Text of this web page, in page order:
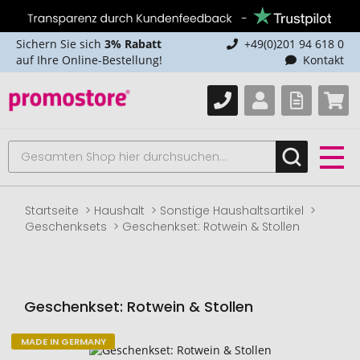
Sichern Sie sich 3% Rabatt
auf Ihre Online-Bestellung!
+49(0)201 94 618 0
Kontakt
Startseite Haushalt
Sonstige Haushaltsartikel
Geschenksets
Geschenkset: Rotwein & Stollen
Geschenkset: Rotwein & Stollen
Zum
MADE IN GERMANY